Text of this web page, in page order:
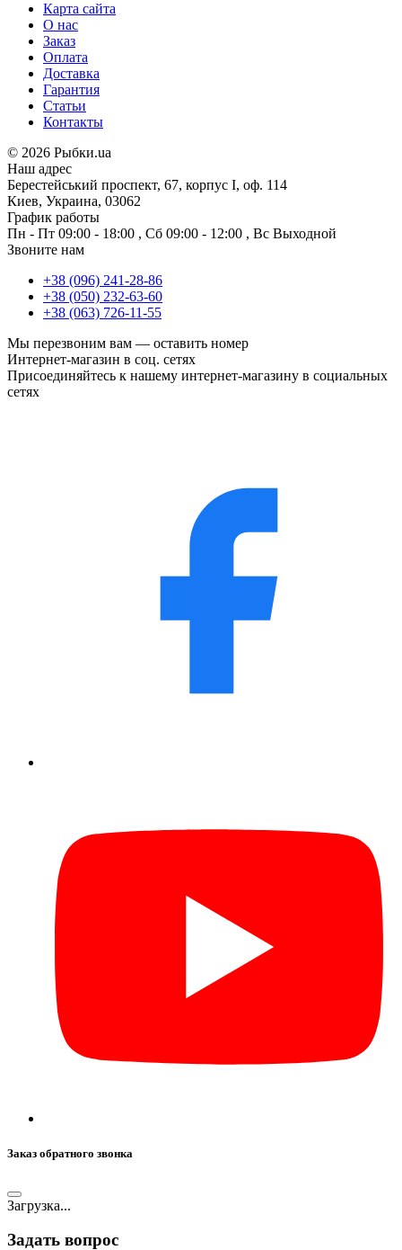
Карта сайта
О нас
Заказ
Оплата
Доставка
Гарантия
Статьи
Контакты
© 2026 Рыбки.ua
Наш адрес
Берестейський проспект, 67, корпус I, оф. 114
Киев, Украина, 03062
График работы
Пн - Пт 09:00 - 18:00 , Сб 09:00 - 12:00 , Вс Выходной
Звоните нам
+38 (096) 241-28-86
+38 (050) 232-63-60
+38 (063) 726-11-55
Мы перезвоним вам — оставить номер
Интернет-магазин в соц. сетях
Присоединяйтесь к нашему интернет-магазину в социальных
сетях
Заказ обратного звонка
Загрузка...
Задать вопрос